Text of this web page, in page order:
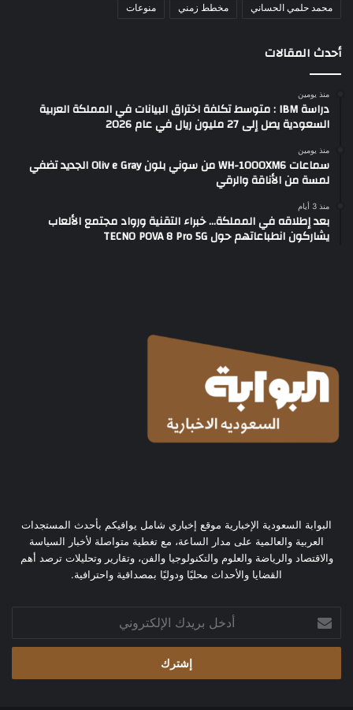
محمد حلمي الحساني مخطط زمني منوعات
أحدث المقالات
منذ يومين
دراسة IBM : متوسط تكلفة اختراق البيانات في المملكة العربية
السعودية يصل إلى 27 مليون ريال في عام 2026
منذ يومين
سماعات WH-1000XM6 من سوني بلون Oliv e Gray الجديد تضفي
لمسة من الأناقة والرقي
منذ 3 أيام
بعد إطلاقه في المملكة… خبراء التقنية ورواد مجتمع الألعاب
يشاركون انطباعاتهم حول TECNO POVA 8 Pro 5G
البوابة السعودية الإخبارية موقع إخباري شامل يوافيكم بأحدث المستجدات
العربية والعالمية على مدار الساعة، مع تغطية متواصلة لأخبار السياسة
والاقتصاد والرياضة والعلوم والتكنولوجيا والفن، وتقارير وتحليلات ترصد أهم
القضايا والأحداث محليًا ودوليًا بمصداقية واحترافية.
بريدك
الإلكتروني